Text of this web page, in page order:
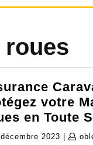
votre
en Toute
2023 27